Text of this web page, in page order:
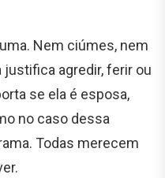
Nem ciúmes, nem
justifica agredir, ferir ou
se ela é esposa,
no caso dessa
Todas merecem